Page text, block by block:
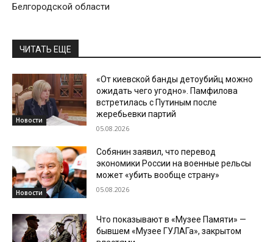
Белгородской области
ЧИТАТЬ ЕЩЕ
Новости
«От киевской банды детоубийц можно
ожидать чего угодно». Памфилова
встретилась с Путиным после
жеребьевки партий
05.08.2026
Новости
Собянин заявил, что перевод
экономики России на военные рельсы
может «убить вообще страну»
05.08.2026
Что показывают в «Музее Памяти» —
бывшем «Музее ГУЛАГа», закрытом